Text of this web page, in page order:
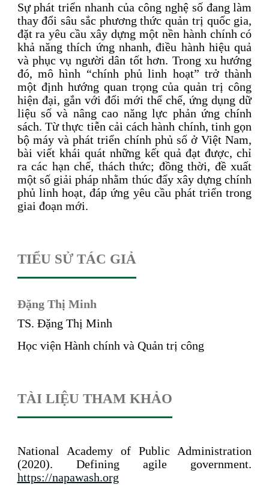
Sự phát triển nhanh của công nghệ số đang làm
thay đổi sâu sắc phương thức quản trị quốc gia,
đặt ra yêu cầu xây dựng một nền hành chính có
khả năng thích ứng nhanh, điều hành hiệu quả
và phục vụ người dân tốt hơn. Trong xu hướng
đó, mô hình “chính phủ linh hoạt” trở thành
một định hướng quan trọng của quản trị công
hiện đại, gắn với đổi mới thể chế, ứng dụng dữ
liệu số và nâng cao năng lực phản ứng chính
sách. Từ thực tiễn cải cách hành chính, tinh gọn
bộ máy và phát triển chính phủ số ở Việt Nam,
bài viết khái quát những kết quả đạt được, chỉ
ra các hạn chế, thách thức; đồng thời, đề xuất
một số giải pháp nhằm thúc đẩy xây dựng chính
phủ linh hoạt, đáp ứng yêu cầu phát triển trong
giai đoạn mới.
TIỂU SỬ TÁC GIẢ
Đặng Thị Minh
TS. Đặng Thị Minh
Học viện Hành chính và Quản trị công
TÀI LIỆU THAM KHẢO
National Academy of Public Administration
(2020). Defining agile government.
https://napawash.org